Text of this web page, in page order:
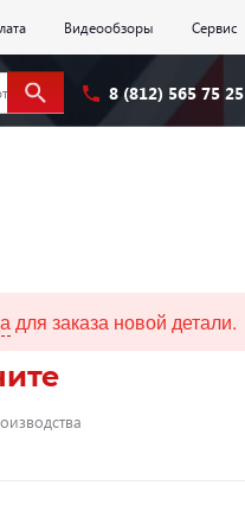
Видеообзоры Сервис
8 (812) 565 75 25
для заказа новой детали.